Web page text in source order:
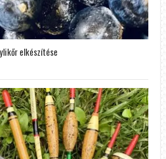
elkészítése